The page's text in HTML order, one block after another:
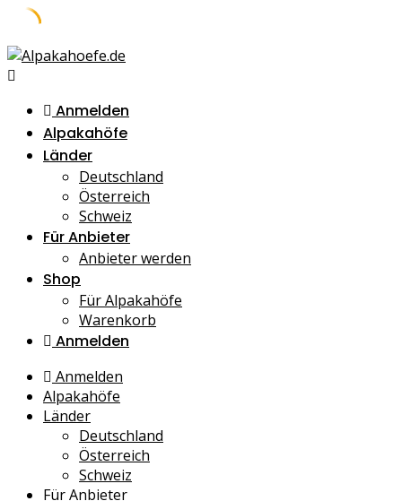
Skip
to
Anmelden
Alpakahöfe
Länder
Deutschland
Österreich
Schweiz
Für Anbieter
Anbieter werden
Shop
Für Alpakahöfe
Warenkorb
Anmelden
Anmelden
Alpakahöfe
Länder
Deutschland
Österreich
Schweiz
Für Anbieter